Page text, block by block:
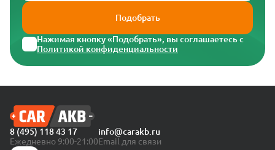
Подобрать
Нажимая кнопку «Подобрать», вы соглашаетесь с
Политикой конфиденциальности
8 (495) 118 43 17
Ежедневно 9:00-21:00
info@carakb.ru
Email для связи